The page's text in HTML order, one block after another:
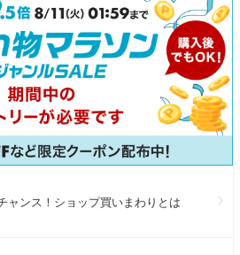
ャンス！ショップ買いまわりとは